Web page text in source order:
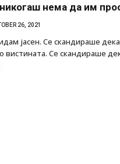
нема да им
26, 2021
јасен. Се скандираше
вистината. Се скандираше